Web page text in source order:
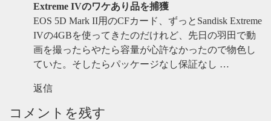
Extreme IVのワケあり品を捕獲
EOS 5D Mark II用のCFカード、ずっとSandisk Extreme
IVの4GBを使ってきたのだけれど、先日の羽田で動
画を撮ったらやたら容量が心許なかったので物色し
ていた。そしたらパッケージなし保証なし …
返信
コメントを残す